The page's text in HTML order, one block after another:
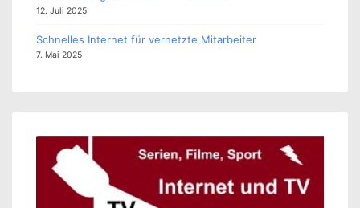
12. Juli 2025
Schnelles Internet für vernetzte Mitarbeiter
7. Mai 2025